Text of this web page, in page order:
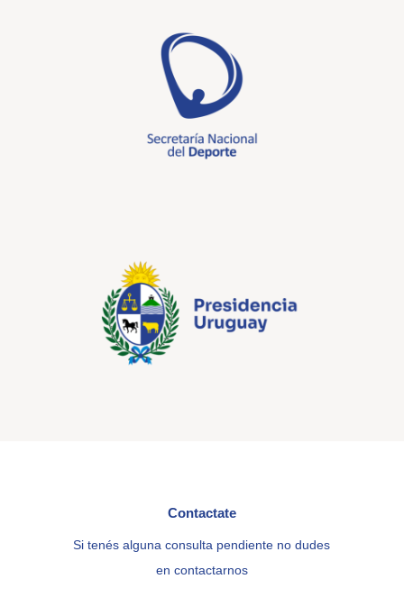
Contactate
Si tenés alguna consulta pendiente no dudes
en contactarnos